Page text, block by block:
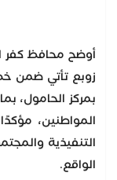
أوضح محافظ كفر
زوبع تأتي ضمن
بمركز الحامول،
المواطنين،
التنفيذية
الواقع.